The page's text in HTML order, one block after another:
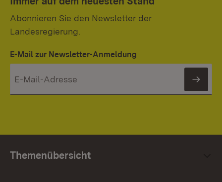
Abonnieren Sie den Newsletter der
Landesregierung.
E-Mail zur Newsletter-Anmeldung
Themenübersicht